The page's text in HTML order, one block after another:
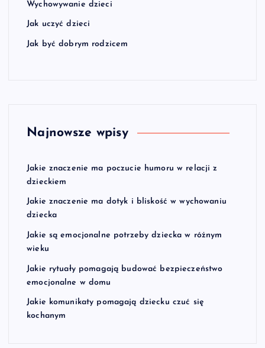
Wychowywanie dzieci
Jak uczyć dzieci
Jak być dobrym rodzicem
Najnowsze wpisy
Jakie znaczenie ma poczucie humoru w relacji z
dzieckiem
Jakie znaczenie ma dotyk i bliskość w wychowaniu
dziecka
Jakie są emocjonalne potrzeby dziecka w różnym
wieku
Jakie rytuały pomagają budować bezpieczeństwo
emocjonalne w domu
Jakie komunikaty pomagają dziecku czuć się
kochanym